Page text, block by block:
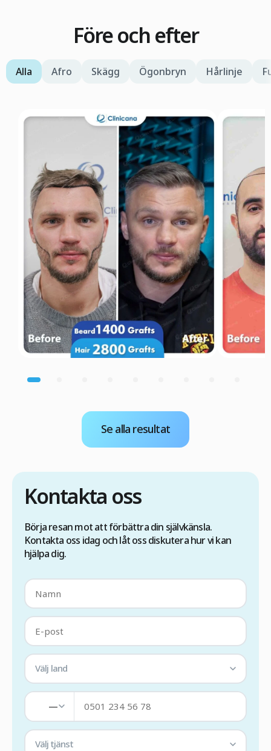
Före och efter
Alla Afro Skägg Ögonbryn Hårlinje
Se alla resultat
Kontakta oss
Börja resan mot att förbättra din självkänsla.
Kontakta oss idag och låt oss diskutera hur vi kan
hjälpa dig.
Välj land
—
Välj tjänst